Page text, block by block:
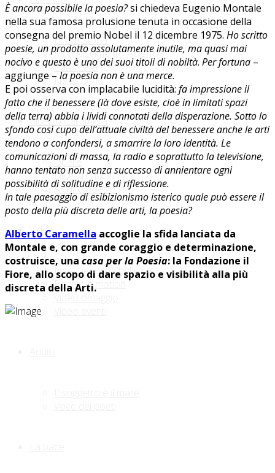
Breve storia
Riconoscimento Alberto
Caramella
I presidenti
Alberto Caramella
Opere
Dice la critica
Alcune poesie
Video
Inseguendo la bellezza
Poetry in motion
È ancora possibile la poesia?si chiedeva Eugenio Montale
nella sua famosa prolusione tenuta in occasione della
consegna del premio Nobel il 12 dicembre 1975. Ho scritto
poesie, un prodotto assolutamente inutile, ma quasi mai
nocivo e questo è uno dei suoi titoli di nobiltà. Per fortuna –
aggiunge – la poesia non è una merce.
E poi osserva con implacabile lucidità: fa impressione il
fatto che il benessere (là dove esiste, cioè in limitati spazi
della terra) abbia i lividi connotati della disperazione. Sotto lo
sfondo così cupo dell’attuale civiltà del benessere anche le arti
tendono a confondersi, a smarrire la loro identità. Le
comunicazioni di massa, la radio e soprattutto la televisione,
hanno tentato non senza successo di annientare ogni
possibilità di solitudine e di riflessione.
In tale paesaggio di esibizionismo isterico quale può essere il
posto della più discreta delle arti, la poesia?
Alberto Caramella accoglie la sfida lanciata da
Montale e, con grande coraggio e determinazione,
costruisce, una casa per la Poesia: la Fondazione il
Fiore, allo scopo di dare spazio e visibilità alla più
discreta della Arti.